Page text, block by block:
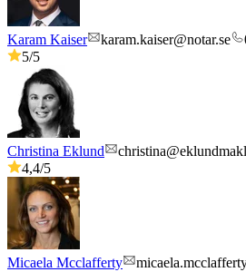
Karam Kaiser karam.kaiser@notar.se
5/5
Christina Eklund
4,4/5
Micaela Mcclafferty